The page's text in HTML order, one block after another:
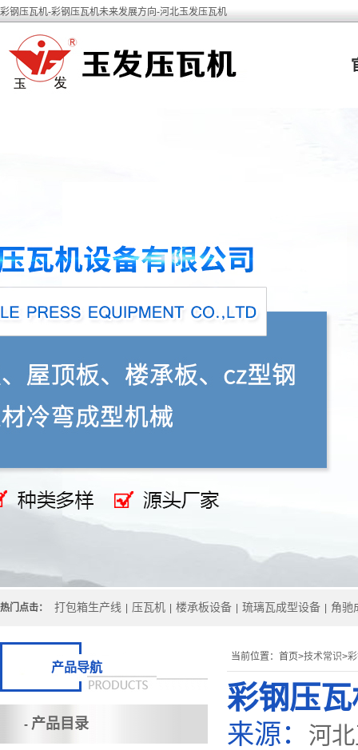
彩钢压瓦机-彩钢压瓦机未来发展方向-河北玉发压瓦机
热门点击： 打包箱生产线 压瓦机 楼承板设备 琉璃瓦成型设备 角驰
当前位置： 首页>技术常识>
彩钢压
来源： 河
产品导航
- 产品目录